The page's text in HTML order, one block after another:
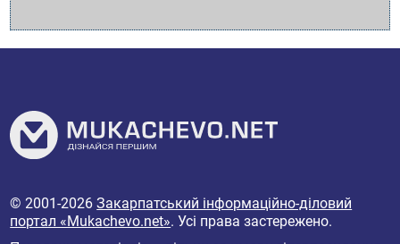
© 2001-2026Закарпатський інформаційно-діловий
портал «Mukachevo.net». Усі права застережено.